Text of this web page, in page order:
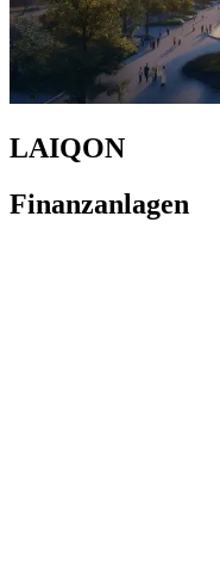
LAIQON
Finanzanlagen